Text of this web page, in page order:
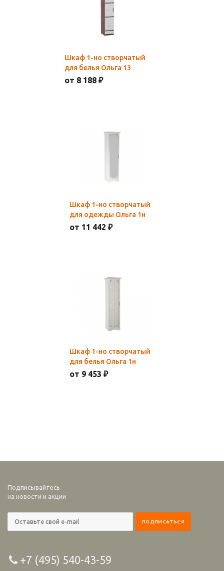
Шкаф 1-но створчатый
для белья Ольга 13
от 8 188 ₽
Шкаф 1-но створчатый
для одежды Ольга 1н
от 11 442 ₽
Шкаф 1-но створчатый
для белья Ольга 1н
от 9 453 ₽
Подписывайтесь
на новости и акции
+7 (495) 540-43-59